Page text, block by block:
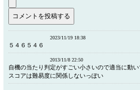
2023/11/19 18:38
５４６５４６
2013/11/8 22:50
自機の当たり判定がすごい小さいので適当に動
スコアは難易度に関係しないっぽい